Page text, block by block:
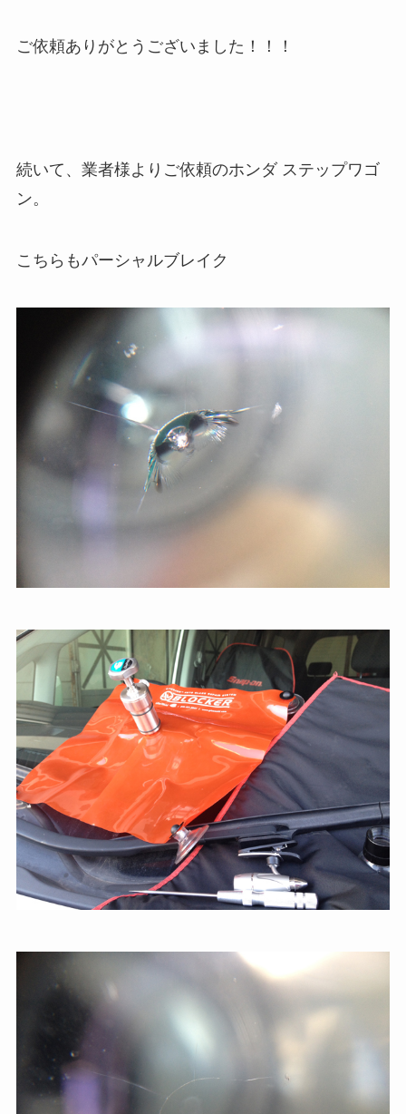
ご依頼ありがとうございました！！！
続いて、業者様よりご依頼のホンダ ステップワゴ
ン。
こちらもパーシャルブレイク